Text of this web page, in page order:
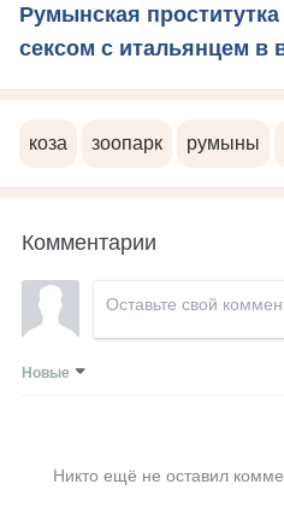
Румынская
сексом с итальянцем в
коза зоопарк румыны
Комментарии
Новые
Никто ещё не оставил